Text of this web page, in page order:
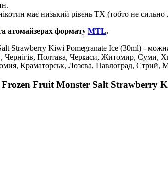
має низький рівень ТХ (тобто не сильно
атомайзерах формату MTL.
Strawberry Kiwi Pomegranate Ice (30ml) -
Полтава, Черкаси, Житомир, Суми,
Краматорськ, Лозова, Павлоград, Стрий,
Fruit Monster Salt Strawberry